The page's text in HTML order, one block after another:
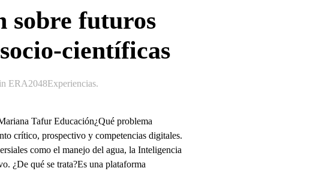
sobre futuros
científicas
ERA2048Experiencias.
Tafur Educación¿Qué problema
crítico, prospectivo y competencias digitales.
como el manejo del agua, la Inteligencia
¿De qué se trata?Es una plataforma